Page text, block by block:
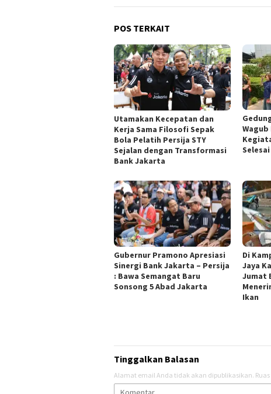
POS TERKAIT
Utamakan Kecepatan dan
Kerja Sama Filosofi Sepak
Bola Pelatih Persija STY
Sejalan dengan Transformasi
Bank Jakarta
Gubernur Pramono Apresiasi
Sinergi Bank Jakarta – Persija
: Bawa Semangat Baru
Sonsong 5 Abad Jakarta
Di
Jaya
Jumat
Ikan
Tinggalkan Balasan
Alamat email Anda tidak akan dipublikasikan.